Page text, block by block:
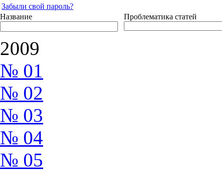
Забыли свой пароль?
Название
Проблематика статей
2009
№ 01
№ 02
№ 03
№ 04
№ 05